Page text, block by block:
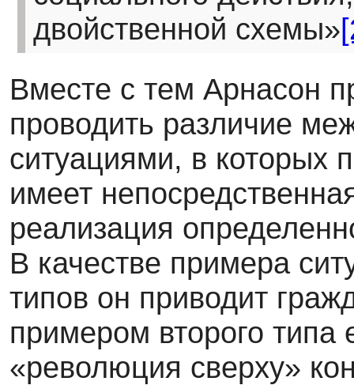
двойственной схемы»
Вместе с тем Арнасон
проводить различие
ситуациями, в которых
имеет
реализация
В качестве примера
типов он приводит
примером второго типа
«революция сверху»